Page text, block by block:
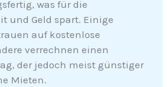
was für die
und Geld spart. Einige
auf kostenlose
verrechnen einen
der jedoch meist günstiger
Mieten.